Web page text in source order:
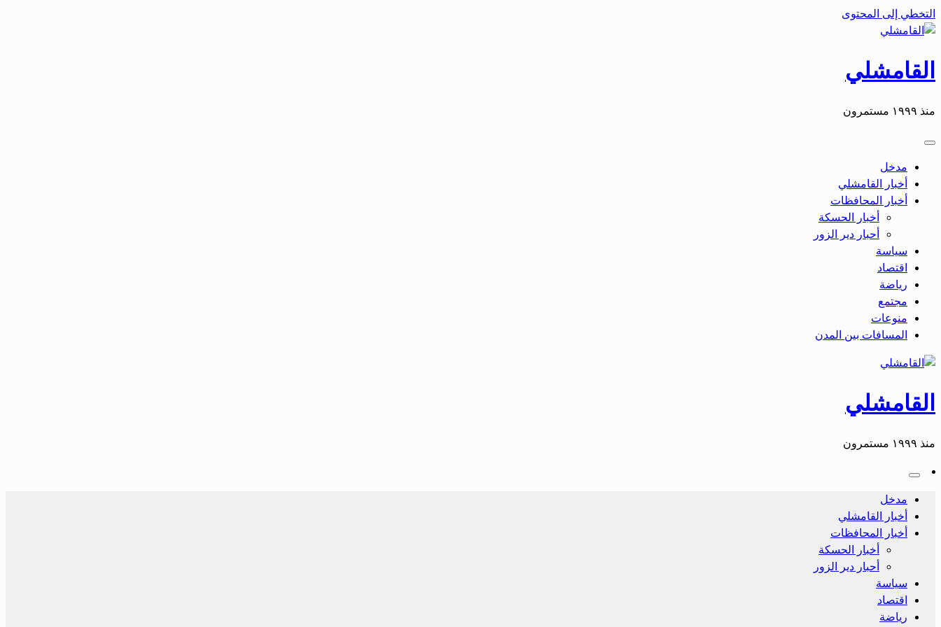
التخطي إلى المحتوى
القامشلي
منذ ١٩٩٩ مستمرون
مدخل
أخبار القامشلي
أخبار المحافظات
أخبار الحسكة
أحبار دير الزور
سياسة
اقتصاد
رياضة
مجتمع
منوعات
المسافات بين المدن
القامشلي
منذ ١٩٩٩ مستمرون
مدخل
أخبار القامشلي
أخبار المحافظات
أخبار الحسكة
أحبار دير الزور
سياسة
اقتصاد
رياضة